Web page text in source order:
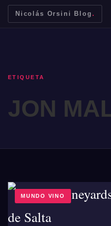
Nicolás Orsini Blog .
Mendoza
ETIQUETA
JON
MUNDO VINO